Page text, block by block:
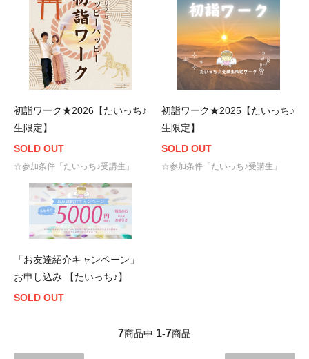
初詣ワーク★2026【たいっち♪
生限定】
SOLD OUT
☆参加条件「たいっち♪受講生」
初詣ワーク★2025【たいっち♪
生限定】
SOLD OUT
☆参加条件「たいっち♪受講生」
「お友達紹介キャンペーン」
お申し込み 【たいっち♪】
SOLD OUT
7商品中 1-7商品